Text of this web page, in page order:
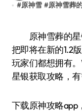
#原神雪 #原神雪葬
原神雪葬的星银怎么获得呢？雪葬的星银是一
把即将在新的1.2
玩家们都想拥有
星银获取攻略，
下载原神攻略app